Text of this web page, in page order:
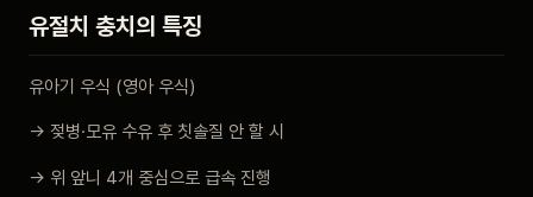
유절치 충치의 특징
유아기 우식 (영아 우식)
→ 젖병·모유 수유 후 칫솔질 안 할 시
→ 위 앞니 4개 중심으로 급속 진행